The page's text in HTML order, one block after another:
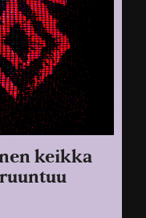
keikka